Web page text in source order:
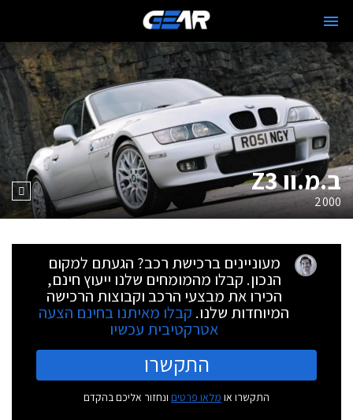
ב.מ.וו Z3
2000
מעוניינים ברכישת רכב? הגעתם למקום
הנכון. קבלו מהמומחים שלנו ייעוץ חינם,
הכירו את מבצעי הרכב וקבוצות הרכישה
המיוחדות שלנו. קבלו מאיתנו בחינם הצעה
אטרקטיבית עכשיו
התקשרו
התקשרו או מלאו פרטים ונחזור אליכם בהקדם